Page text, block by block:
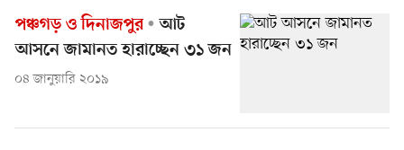
পঞ্চগড় ও দিনাজপুর
আট
আসনে জামানত হারাচ্ছেন ৩১ জন
০৪ জানুয়ারি ২০১৯